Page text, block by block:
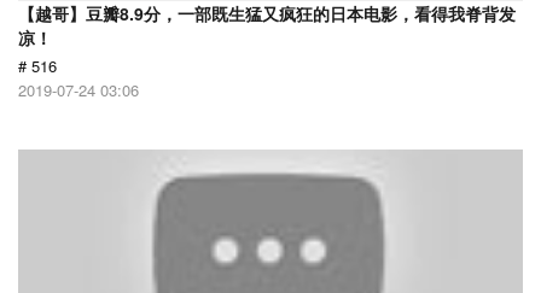
【越哥】豆瓣8.9分，一部既生猛又疯狂的日本电影，看得我脊背发
凉！
# 516
2019-07-24 03:06